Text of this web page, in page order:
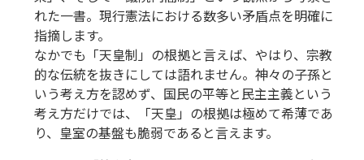
れた一書。現行憲法における数多い矛盾点を明確に
指摘します。
なかでも「天皇制」の根拠と言えば、やはり、宗教
的な伝統を抜きにしては語れません。神々の子孫と
いう考え方を認めず、国民の平等と民主主義という
考え方だけでは、「天皇」の根拠は極めて希薄であ
り、皇室の基盤も脆弱であると言えます。